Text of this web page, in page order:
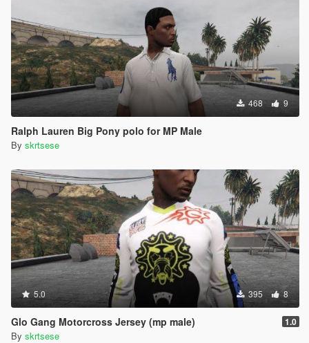
468 9
Ralph Lauren Big Pony polo for MP Male
By skrtsese
5.0 395 8
Glo Gang Motorcross Jersey (mp male) 1.0
By skrtsese